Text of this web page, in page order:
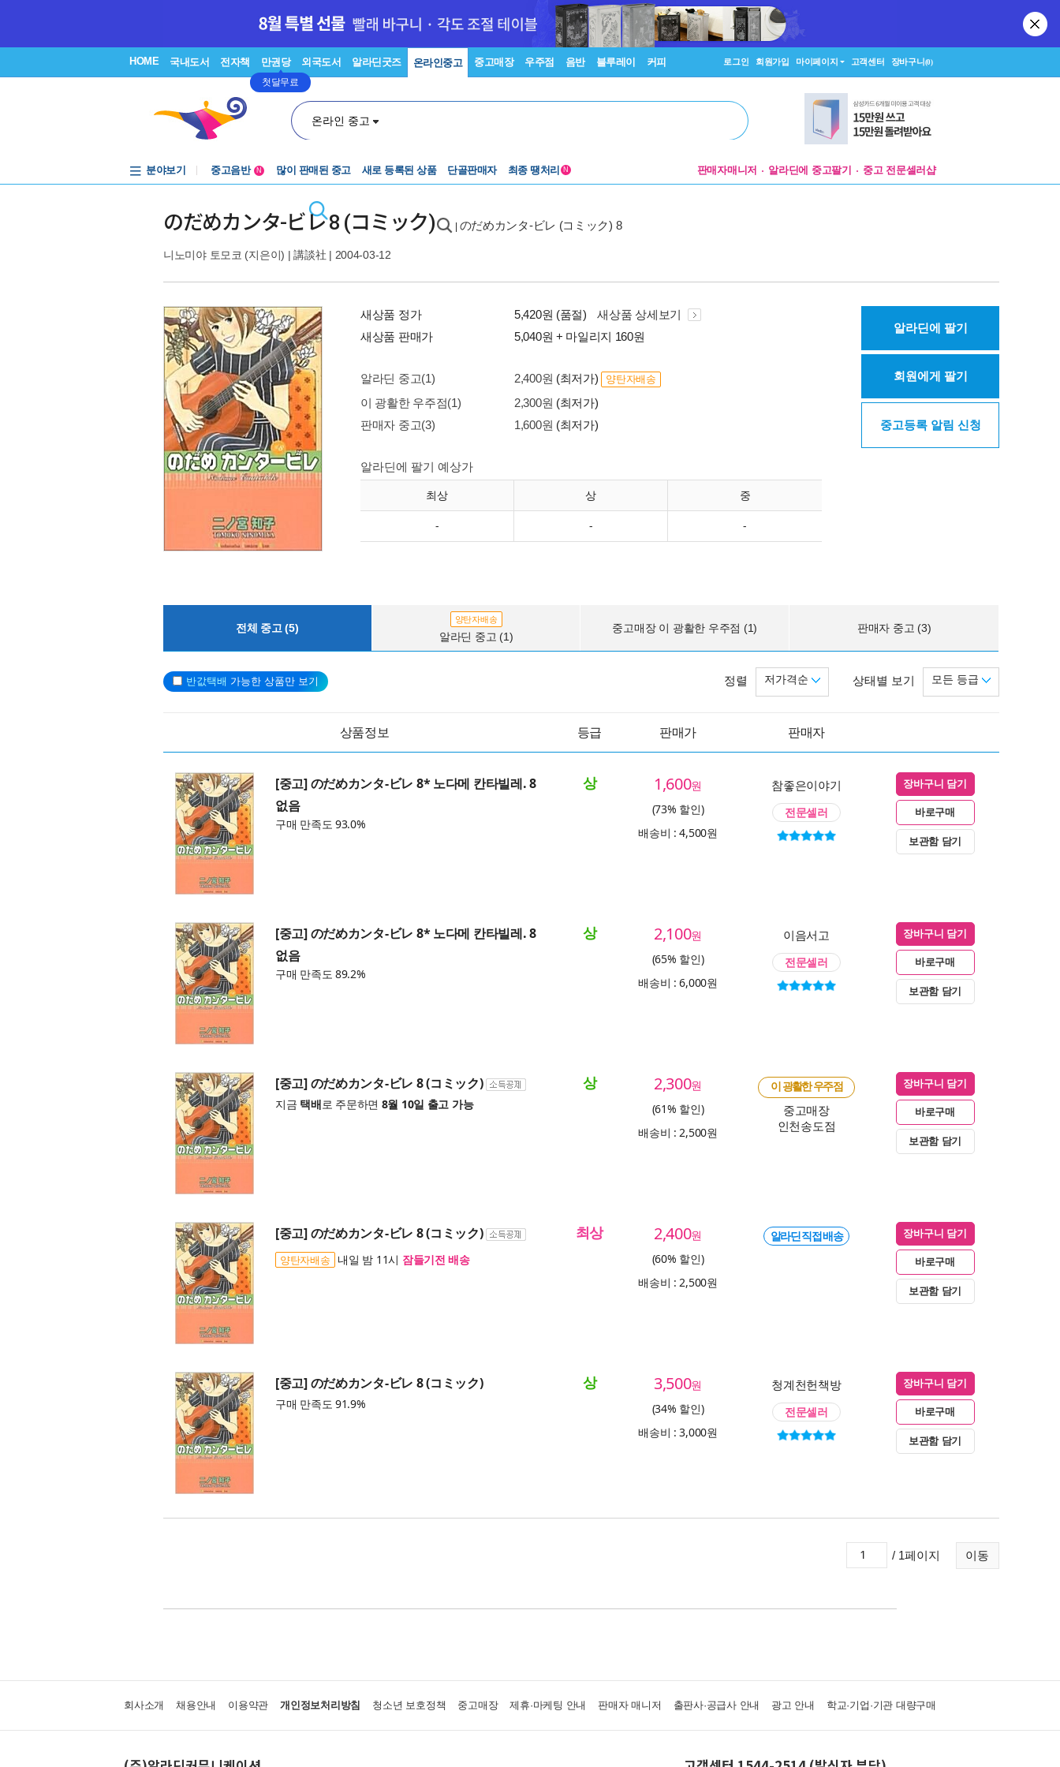
HOME 국내도서 전자책 만권당
첫달무료
외국도서 알라딘굿즈 온라인중고 중고매장 우주점 음반 블루레이 커피 로그인 회원가입 마이페이지 고객센터 장바구니(0)
온라인 중고
분야보기
중고음반
N 많이 판매된 중고 새로 등록된 상품 단골판매자 최종 땡처리 N 판매자매니저 알라딘에 중고팔기 중고 전문셀러샵
のだめカンタ-ビレ 8 (コミック) のだめカンタ-ビレ (コミック) 8
니노미야 토모코 (지은이) |講談社 | 2004-03-12
새상품 정가 5,420원 (품절)
새상품 상세보기
새상품 판매가
5,040원 + 마일리지 160원
알라딘 중고(1) 2,400원 (최저가) 양탄자배송
이 광활한 우주점(1) 2,300원 (최저가)
판매자 중고(3)
1,600원 (최저가)
알라딘에 팔기 예상가
최상 상 중
- - -
알라딘에 팔기
회원에게 팔기
중고등록 알림 신청
전체 중고 (5)
양탄자배송
알라딘 중고 (1)
중고매장 이 광활한 우주점 (1) 판매자 중고 (3)
반값택배 가능한 상품만 보기 상태별 보기 모든 등급
정렬 저가격순
상품정보 등급 판매가 판매자
[중고] のだめカンタ-ビレ 8* 노다메 칸타빌레. 8
없음
구매 만족도 93.0%
상 1,600원
(73% 할인)
배송비 : 4,500원
참좋은이야기
전문셀러
장바구니 담기
바로구매
보관함 담기
[중고] のだめカンタ-ビレ 8* 노다메 칸타빌레. 8
없음
구매 만족도 89.2%
상 2,100원
(65% 할인)
배송비 : 6,000원
이음서고
전문셀러
장바구니 담기
바로구매
보관함 담기
[중고] のだめカンタ-ビレ 8 (コミック)
지금 택배로 주문하면 8월 10일 출고 가능
상 2,300원
(61% 할인)
배송비 : 2,500원
이 광활한 우주점
중고매장
인천송도점
장바구니 담기
바로구매
보관함 담기
[중고] のだめカンタ-ビレ 8 (コミック)
양탄자배송 내일 밤 11시 잠들기전 배송
최상 2,400원
(60% 할인)
배송비 : 2,500원
알라딘 직접 배송 장바구니 담기
바로구매
보관함 담기
[중고] のだめカンタ-ビレ 8 (コミック)
구매 만족도 91.9%
상 3,500원
(34% 할인)
배송비 : 3,000원
청계천헌책방
전문셀러
장바구니 담기
바로구매
보관함 담기
이동
/ 1페이지
회사소개 채용안내 이용약관 개인정보처리방침 청소년 보호정책 중고매장 제휴·마케팅 안내 판매자 매니저 출판사·공급사 안내 광고 안내 학교·기업·기관 대량구매